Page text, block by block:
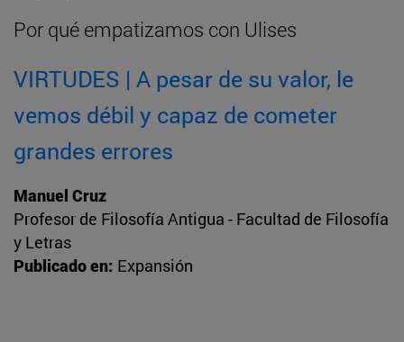
Por qué empatizamos con Ulises
VIRTUDES | A pesar de su valor, le
vemos débil y capaz de cometer
grandes errores
Manuel Cruz
Profesor de Filosofía Antigua - Facultad de Filosofía
y Letras
Publicado en: Expansión